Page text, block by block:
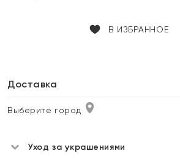
В ИЗБРАННОЕ
Доставка
Выберите город
Уход за украшениями